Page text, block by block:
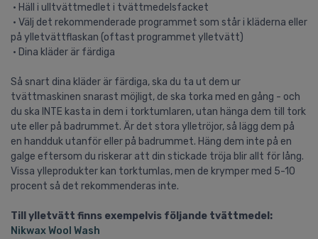
• Häll i ulltvättmedlet i tvättmedelsfacket
• Välj det rekommenderade programmet som står i kläderna eller
på ylletvättflaskan (oftast programmet ylletvätt)
• Dina kläder är färdiga
Så snart dina kläder är färdiga, ska du ta ut dem ur
tvättmaskinen snarast möjligt, de ska torka med en gång - och
du ska INTE kasta in dem i torktumlaren, utan hänga dem till tork
ute eller på badrummet. Är det stora ylletröjor, så lägg dem på
en handduk utanför eller på badrummet. Häng dem inte på en
galge eftersom du riskerar att din stickade tröja blir allt för lång.
Vissa ylleprodukter kan torktumlas, men de krymper med 5-10
procent så det rekommenderas inte.
Till ylletvätt finns exempelvis följande tvättmedel:
Nikwax Wool Wash